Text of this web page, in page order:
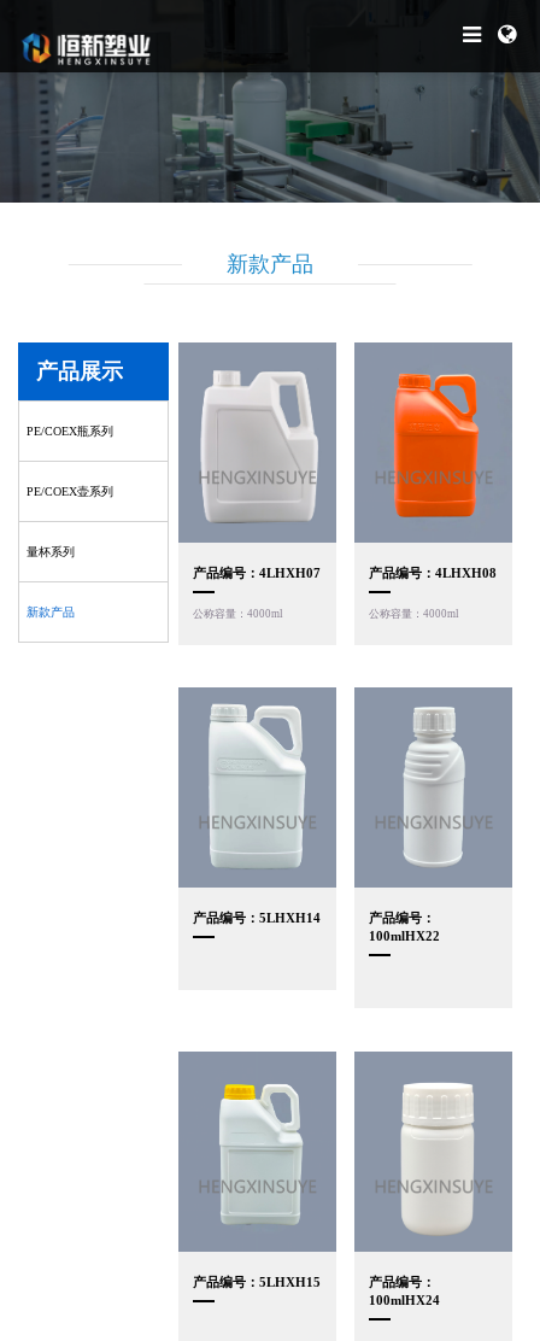
新款产品
产品展示
PE/COEX瓶系列
PE/COEX壶系列
量杯系列
新款产品
产品编号：4LHXH07
公称容量：4000ml
产品编号：4LHXH08
公称容量：4000ml
产品编号：5LHXH14
产品编号：
100mlHX22
产品编号：5LHXH15
产品编号：
100mlHX24